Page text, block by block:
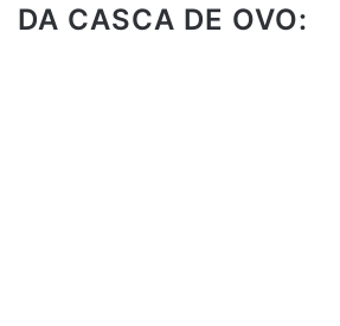
DA CASCA DE OVO: